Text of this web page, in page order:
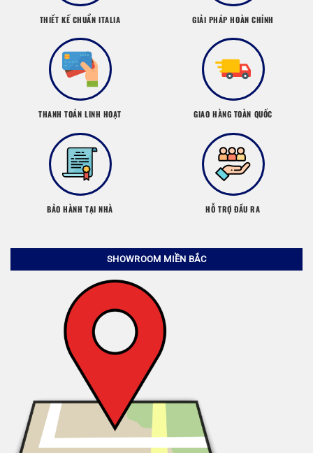
THIẾT KẾ CHUẨN ITALIA GIẢI PHÁP HOÀN CHỈNH
THANH TOÁN LINH HOẠT GIAO HÀNG TOÀN QUỐC
BẢO HÀNH TẠI NHÀ HỖ TRỢ ĐẦU RA
SHOWROOM MIỀN BẮC